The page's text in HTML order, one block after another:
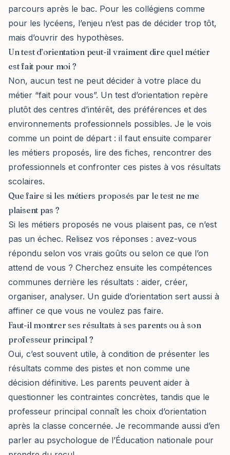
parcours après le bac. Pour les collégiens comme
pour les lycéens, l’enjeu n’est pas de décider trop tôt,
mais d’ouvrir des hypothèses.
Un test d’orientation peut-il vraiment dire quel métier
est fait pour moi ?
Non, aucun test ne peut décider à votre place du
métier “fait pour vous”. Un test d’orientation repère
plutôt des centres d’intérêt, des préférences et des
environnements professionnels possibles. Je le vois
comme un point de départ : il faut ensuite comparer
les métiers proposés, lire des fiches, rencontrer des
professionnels et confronter ces pistes à vos résultats
scolaires.
Que faire si les métiers proposés par le test ne me
plaisent pas ?
Si les métiers proposés ne vous plaisent pas, ce n’est
pas un échec. Relisez vos réponses : avez-vous
répondu selon vos vrais goûts ou selon ce que l’on
attend de vous ? Cherchez ensuite les compétences
communes derrière les résultats : aider, créer,
organiser, analyser. Un guide d’orientation sert aussi à
affiner ce que vous ne voulez pas faire.
Faut-il montrer ses résultats à ses parents ou à son
professeur principal ?
Oui, c’est souvent utile, à condition de présenter les
résultats comme des pistes et non comme une
décision définitive. Les parents peuvent aider à
questionner les contraintes concrètes, tandis que le
professeur principal connaît les choix d’orientation
après la classe concernée. Je recommande aussi d’en
parler au psychologue de l’Éducation nationale pour